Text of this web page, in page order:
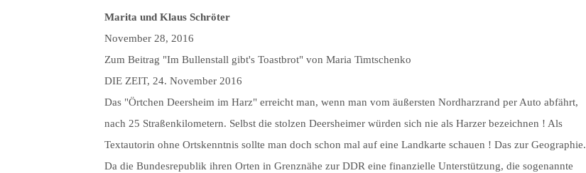
Marita und Klaus Schröter
November 28, 2016
Zum Beitrag "Im Bullenstall gibt's Toastbrot" von Maria Timtschenko
DIE ZEIT, 24. November 2016
Das "Örtchen Deersheim im Harz" erreicht man, wenn man vom äußersten Nordharzrand per Auto abfährt,
nach 25 Straßenkilometern. Selbst die stolzen Deersheimer würden sich nie als Harzer bezeichnen ! Als
Textautorin ohne Ortskenntnis sollte man doch schon mal auf eine Landkarte schauen ! Das zur Geographie.
Da die Bundesrepublik ihren Orten in Grenznähe zur DDR eine finanzielle Unterstützung, die sogenannte